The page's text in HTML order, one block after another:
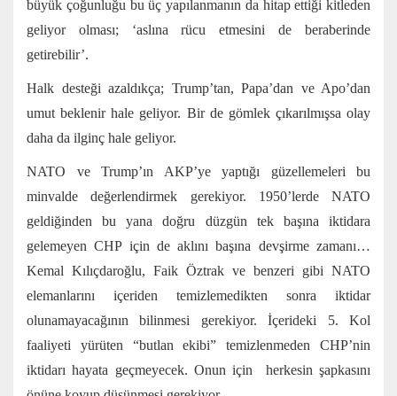
büyük çoğunluğu bu üç yapılanmanın da hitap ettiği kitleden
geliyor olması; ‘aslına rücu etmesini de beraberinde
getirebilir’.
Halk desteği azaldıkça; Trump’tan, Papa’dan ve Apo’dan
umut beklenir hale geliyor. Bir de gömlek çıkarılmışsa olay
daha da ilginç hale geliyor.
NATO ve Trump’ın AKP’ye yaptığı güzellemeleri bu
minvalde değerlendirmek gerekiyor. 1950’lerde NATO
geldiğinden bu yana doğru düzgün tek başına iktidara
gelemeyen CHP için de aklını başına devşirme zamanı…
Kemal Kılıçdaroğlu, Faik Öztrak ve benzeri gibi NATO
elemanlarını içeriden temizlemedikten sonra iktidar
olunamayacağının bilinmesi gerekiyor. İçerideki 5. Kol
faaliyeti yürüten “butlan ekibi” temizlenmeden CHP’nin
iktidarı hayata geçmeyecek. Onun için herkesin şapkasını